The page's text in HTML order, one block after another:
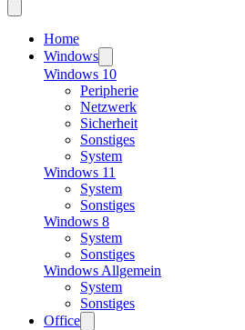
Home
Windows
Windows 10
Peripherie
Netzwerk
Sicherheit
Sonstiges
System
Windows 11
System
Sonstiges
Windows 8
System
Sonstiges
Windows Allgemein
System
Sonstiges
Office